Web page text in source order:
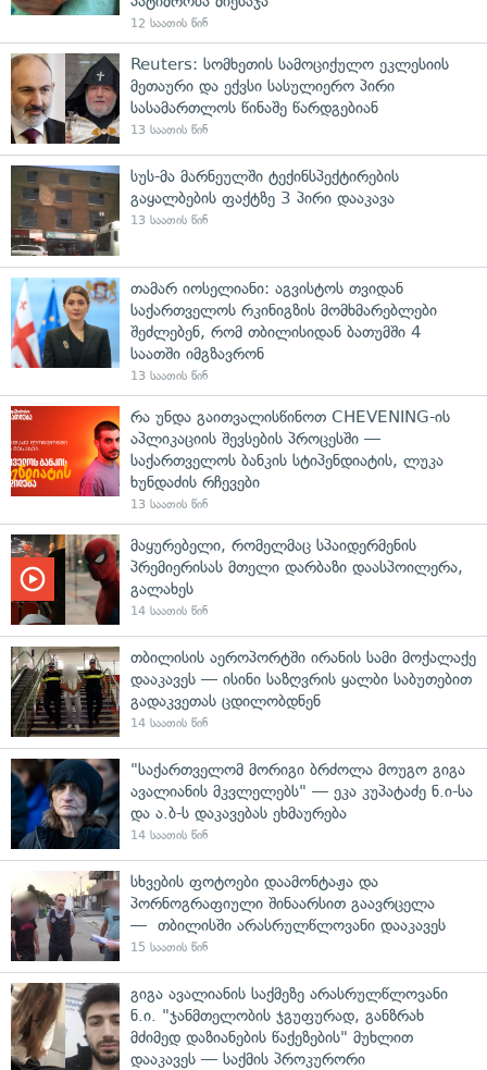
12 საათის წინ
Reuters: სომხეთის სამოციქულო ეკლესიის
მეთაური და ექვსი სასულიერო პირი
სასამართლოს წინაშე წარდგებიან
13 საათის წინ
სუს-მა მარნეულში ტექინსპექტირების
გაყალბების ფაქტზე 3 პირი დააკავა
13 საათის წინ
თამარ იოსელიანი: აგვისტოს თვიდან
საქართველოს რკინიგზის მომხმარებლები
შეძლებენ, რომ თბილისიდან ბათუმში 4
საათში იმგზავრონ
13 საათის წინ
რა უნდა გაითვალისწინოთ CHEVENING-ის
აპლიკაციის შევსების პროცესში —
საქართველოს ბანკის სტიპენდიატის, ლუკა
ხუნდაძის რჩევები
13 საათის წინ
მაყურებელი, რომელმაც სპაიდერმენის
პრემიერისას მთელი დარბაზი დაასპოილერა,
გალახეს
14 საათის წინ
თბილისის აეროპორტში ირანის სამი მოქალაქე
დააკავეს — ისინი საზღვრის ყალბი საბუთებით
გადაკვეთას ცდილობდნენ
14 საათის წინ
"საქართველომ მორიგი ბრძოლა მოუგო გიგა
ავალიანის მკვლელებს" — ეკა კუპატაძე ნ.ი-სა
და ა.ბ-ს დაკავებას ეხმაურება
14 საათის წინ
სხვების ფოტოები დაამონტაჟა და
პორნოგრაფიული შინაარსით გაავრცელა
— თბილისში არასრულწლოვანი დააკავეს
15 საათის წინ
გიგა ავალიანის საქმეზე არასრულწლოვანი
ნ.ი. "ჯანმთელობის ჯგუფურად, განზრახ
მძიმედ დაზიანების წაქეზების" მუხლით
დააკავეს — საქმის პროკურორი